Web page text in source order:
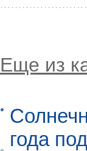
Еще из
года